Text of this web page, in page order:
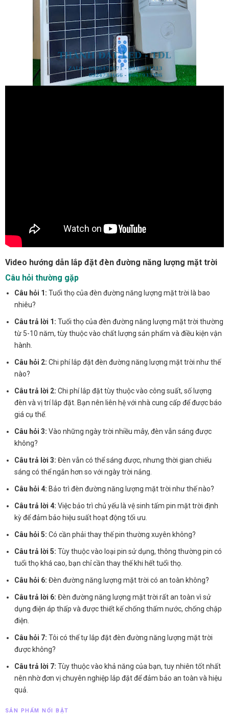
Video hướng dẫn lắp đặt đèn đường năng lượng mặt trời
Câu hỏi thường gặp
Câu hỏi 1: Tuổi thọ của đèn đường năng lượng mặt trời là bao
nhiêu?
Câu trả lời 1: Tuổi thọ của đèn đường năng lượng mặt trời thường
từ 5-10 năm, tùy thuộc vào chất lượng sản phẩm và điều kiện vận
hành.
Câu hỏi 2: Chi phí lắp đặt đèn đường năng lượng mặt trời như thế
nào?
Câu trả lời 2: Chi phí lắp đặt tùy thuộc vào công suất, số lượng
đèn và vị trí lắp đặt. Bạn nên liên hệ với nhà cung cấp để được báo
giá cụ thể.
Câu hỏi 3: Vào những ngày trời nhiều mây, đèn vẫn sáng được
không?
Câu trả lời 3: Đèn vẫn có thể sáng được, nhưng thời gian chiếu
sáng có thể ngắn hơn so với ngày trời nắng.
Câu hỏi 4: Bảo trì đèn đường năng lượng mặt trời như thế nào?
Câu trả lời 4: Việc bảo trì chủ yếu là vệ sinh tấm pin mặt trời định
kỳ để đảm bảo hiệu suất hoạt động tối ưu.
Câu hỏi 5: Có cần phải thay thế pin thường xuyên không?
Câu trả lời 5: Tùy thuộc vào loại pin sử dụng, thông thường pin có
tuổi thọ khá cao, bạn chỉ cần thay thế khi hết tuổi thọ.
Câu hỏi 6: Đèn đường năng lượng mặt trời có an toàn không?
Câu trả lời 6: Đèn đường năng lượng mặt trời rất an toàn vì sử
dụng điện áp thấp và được thiết kế chống thấm nước, chống chập
điện.
Câu hỏi 7: Tôi có thể tự lắp đặt đèn đường năng lượng mặt trời
được không?
Câu trả lời 7: Tùy thuộc vào khả năng của bạn, tuy nhiên tốt nhất
nên nhờ đơn vị chuyên nghiệp lắp đặt để đảm bảo an toàn và hiệu
quả.
SẢN PHẨM NỔI BẬT